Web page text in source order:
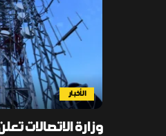
الأخبار
وزارة الاتصالات